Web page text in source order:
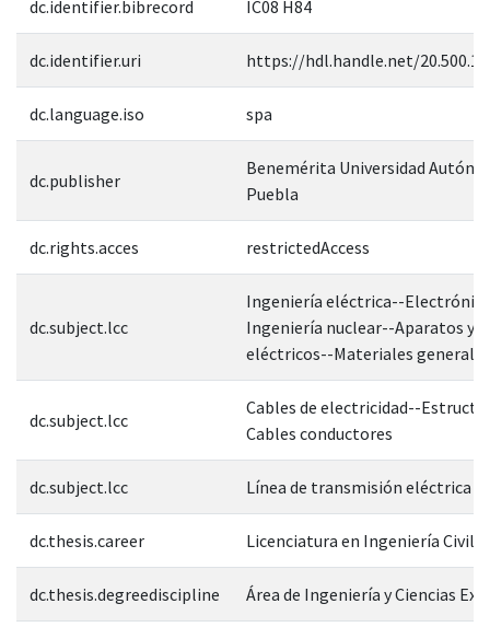
dc.identifier.bibrecord IC08 H84
dc.identifier.uri https://hdl.handle.net/
dc.language.iso spa
dc.publisher
Benemérita Universidad
Puebla
dc.rights.acces restrictedAccess
dc.subject.lcc
Ingeniería eléctrica--
Ingeniería nuclear--Aparatos y
eléctricos--Materiales general
dc.subject.lcc
Cables de electricidad--
Cables conductores
dc.subject.lcc Línea de transmisión eléctrica
dc.thesis.career Licenciatura en Ingeniería Civil
dc.thesis.degreediscipline Área de Ingeniería y Ciencias